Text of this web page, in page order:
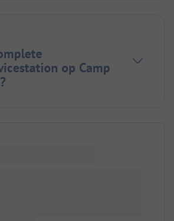
op Camp